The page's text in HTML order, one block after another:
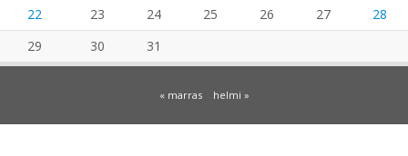
22
23 24 25 26 27
28
29
30 31
« marras helmi »